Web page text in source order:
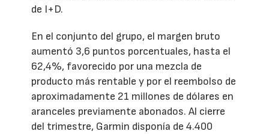
de I+D.
En el conjunto del grupo, el margen bruto
aumentó 3,6 puntos porcentuales, hasta el
62,4%, favorecido por una mezcla de
producto más rentable y por el reembolso de
aproximadamente 21 millones de dólares en
aranceles previamente abonados. Al cierre
del trimestre, Garmin disponía de 4.400